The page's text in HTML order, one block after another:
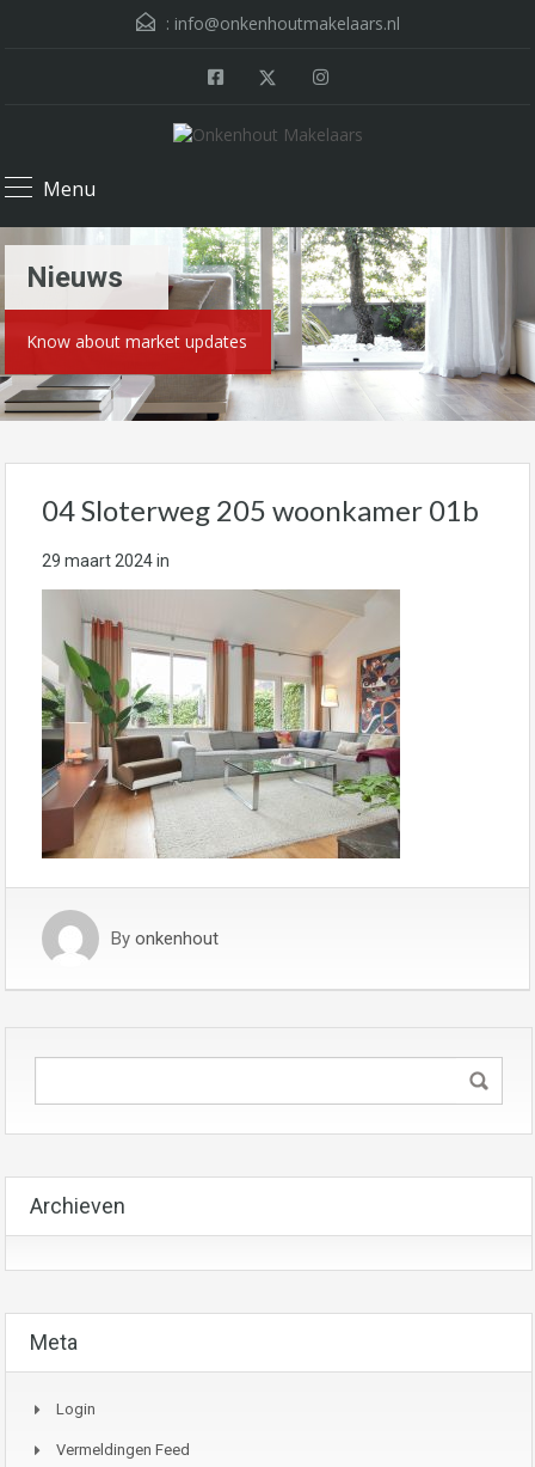
: info@onkenhoutmakelaars.nl
Menu
Nieuws
Know about market updates
04 Sloterweg 205 woonkamer 01b
29 maart 2024in
By onkenhout
Archieven
Meta
Login
Vermeldingen Feed